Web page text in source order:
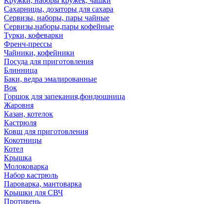
Сахарницы, дозаторы для сахара
Сервизы, наборы, пары чайные
Сервизы,наборы,пары кофейные
Турки, кофеварки
Френч-прессы
Чайники, кофейники
Посуда для приготовления
Блинница
Баки, ведра эмалированные
Вок
Горшок для запекания,фондюшница
Жаровня
Казан, котелок
Кастрюля
Ковш для приготовления
Кокотницы
Котел
Крышка
Молоковарка
Набор кастрюль
Пароварка, мантоварка
Крышки для СВЧ
Противень